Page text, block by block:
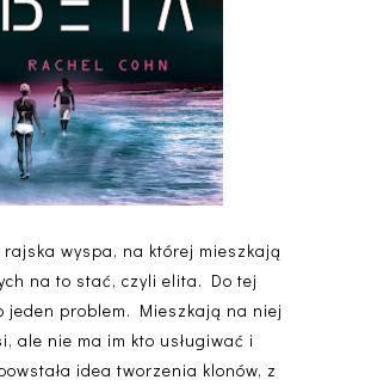
rajska wyspa, na której mieszkają
na to stać, czyli elita. Do tej
jeden problem. Mieszkają na niej
ale nie ma im kto usługiwać i
idea tworzenia klonów, z